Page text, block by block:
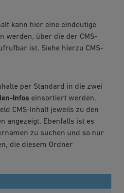
kann hier eine eindeutige
werden, über die der CMS-
ist. Siehe hierzu CMS-
per Standard in die zwei
Infoseinsortiert werden.
CMS-Inhalt jeweils zu den
angezeigt. Ebenfalls ist es
zu suchen und so nur
die diesem Ordner